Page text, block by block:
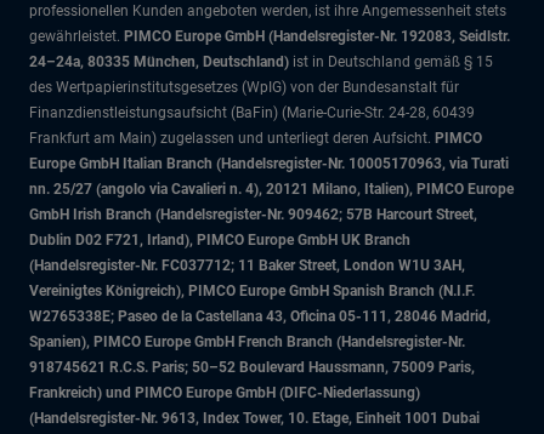
professionellen Kunden angeboten werden, ist ihre Angemessenheit stets
gewährleistet. PIMCO Europe GmbH (Handelsregister-Nr. 192083, Seidlstr.
24–24a, 80335 München, Deutschland) ist in Deutschland gemäß § 15
des Wertpapierinstitutsgesetzes (WpIG) von der Bundesanstalt für
Finanzdienstleistungsaufsicht (BaFin) (Marie-Curie-Str. 24-28, 60439
Frankfurt am Main) zugelassen und unterliegt deren Aufsicht. PIMCO
Europe GmbH Italian Branch (Handelsregister-Nr. 10005170963, via Turati
nn. 25/27 (angolo via Cavalieri n. 4), 20121 Milano, Italien), PIMCO Europe
GmbH Irish Branch (Handelsregister-Nr. 909462; 57B Harcourt Street,
Dublin D02 F721, Irland), PIMCO Europe GmbH UK Branch
(Handelsregister-Nr. FC037712; 11 Baker Street, London W1U 3AH,
Vereinigtes Königreich), PIMCO Europe GmbH Spanish Branch (N.I.F.
W2765338E; Paseo de la Castellana 43, Oficina 05-111, 28046 Madrid,
Spanien), PIMCO Europe GmbH French Branch (Handelsregister-Nr.
918745621 R.C.S. Paris; 50–52 Boulevard Haussmann, 75009 Paris,
Frankreich) und PIMCO Europe GmbH (DIFC-Niederlassung)
(Handelsregister-Nr. 9613, Index Tower, 10. Etage, Einheit 1001 Dubai